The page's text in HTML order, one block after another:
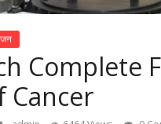
Complete
Cancer